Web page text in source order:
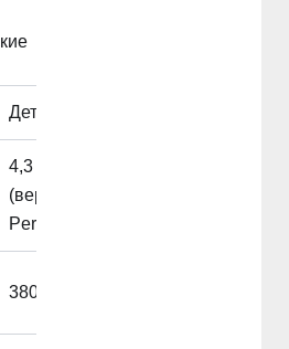
Деталь
4,3 секунды
(версия AWD
Performance)
380 кВт (517 л.с.)